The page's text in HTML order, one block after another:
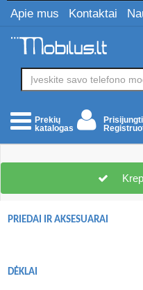
Apie mus Kontaktai
Prekių
katalogas
PRIEDAI IR AKSESUARAI
DĖKLAI